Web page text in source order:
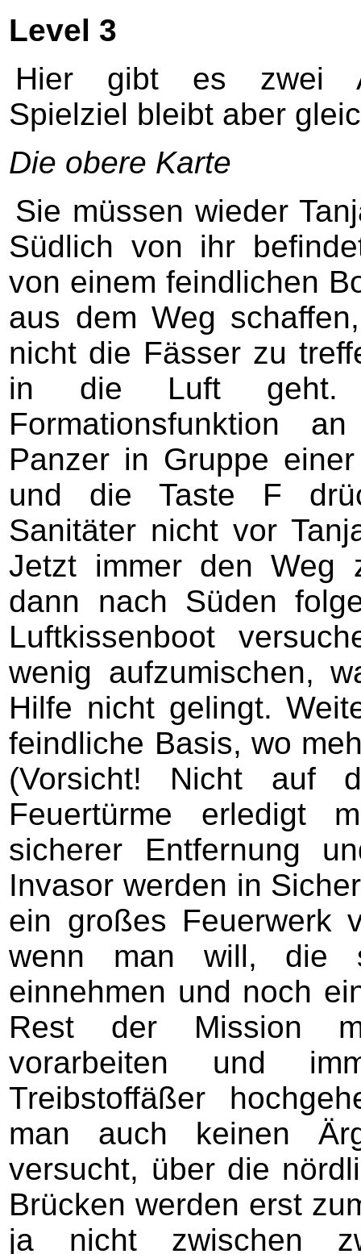
Level 3
Hier gibt es zwei
Spielziel bleibt aber
Die obere Karte
Sie müssen wieder
Südlich von ihr
von einem feindlichen
aus dem Weg
nicht die Fässer zu
in die Luft geht.
Formationsfunktion
Panzer in Gruppe
und die Taste F
Sanitäter nicht vor
Jetzt immer den Weg
dann nach Süden
Luftkissenboot
wenig aufzumischen,
Hilfe nicht gelingt.
feindliche Basis, wo
(Vorsicht! Nicht auf
Feuertürme erledigt
sicherer Entfernung
Invasor werden in
ein großes Feuerwerk
wenn man will, die
einnehmen und noch
Rest der Mission
vorarbeiten und
Treibstoffäßer
man auch keinen
versucht, über die
Brücken werden erst
ja nicht zwischen